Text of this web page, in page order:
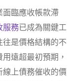
臨應收帳款滯
服務已成為關鍵工
是價格結構的不
遠超最初預期，
線上債務催收的價